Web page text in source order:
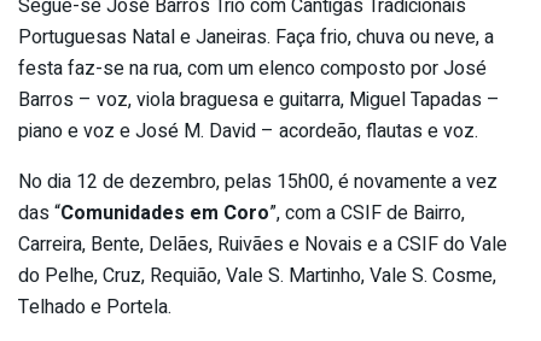
Portuguesas Natal e Janeiras. Faça frio, chuva ou neve, a
festa faz-se na rua, com um elenco composto por José
Barros – voz, viola braguesa e guitarra, Miguel Tapadas –
piano e voz e José M. David – acordeão, flautas e voz.
No dia 12 de dezembro, pelas 15h00, é novamente a vez
das “Comunidades em Coro”, com a CSIF de Bairro,
Carreira, Bente, Delães, Ruivães e Novais e a CSIF do Vale
do Pelhe, Cruz, Requião, Vale S. Martinho, Vale S. Cosme,
Telhado e Portela.